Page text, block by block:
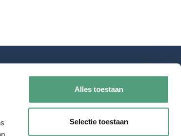
Alles toestaan
Selectie toestaan